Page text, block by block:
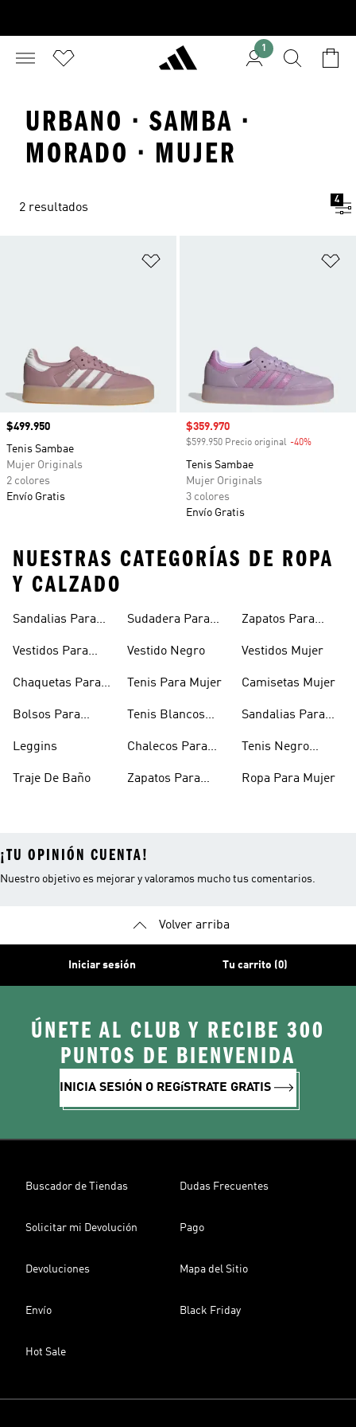
1
URBANO · SAMBA ·
MORADO · MUJER
2 resultados
4
Precio
$499.950
Tenis Sambae
Mujer Originals
2 colores
Envío Gratis
Precio de venta
$359.970
$599.950 Precio original -40%
Tenis Sambae
Mujer Originals
3 colores
Envío Gratis
NUESTRAS CATEGORÍAS DE ROPA
Y CALZADO
Sandalias Para
Vestidos Para
Chaquetas Para
Bolsos Para
Leggins
Traje De Baño
Sudadera Para
Vestido Negro
Tenis Para Mujer
Tenis Blancos
Chalecos Para
Zapatos Para
Zapatos Para
Vestidos Mujer
Camisetas Mujer
Sandalias Para
Tenis Negro
Ropa Para Mujer
¡TU OPINIÓN CUENTA!
Nuestro objetivo es mejorar y valoramos mucho tus comentarios.
Volver arriba
Iniciar sesión Tu carrito (0)
ÚNETE AL CLUB Y RECIBE 300
PUNTOS DE BIENVENIDA
INICIA SESIÓN O REGíSTRATE GRATIS
Buscador de Tiendas Dudas Frecuentes
Solicitar mi Devolución Pago
Devoluciones Mapa del Sitio
Envío Black Friday
Hot Sale